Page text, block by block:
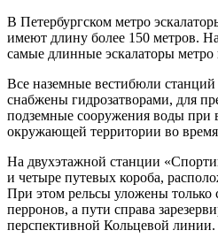
В Петербургском метро
имеют длину более 150 метров.
самые длинные эскалаторы метро
Все наземные вестибюли станций
снабжены гидрозатворами, для
подземные сооружения воды при
окружающей территории во
Hа двухэтажной станции
и четыре путевых короба,
При этом рельсы уложены только
перронов, а пути справа
перспективной Кольцевой линии.